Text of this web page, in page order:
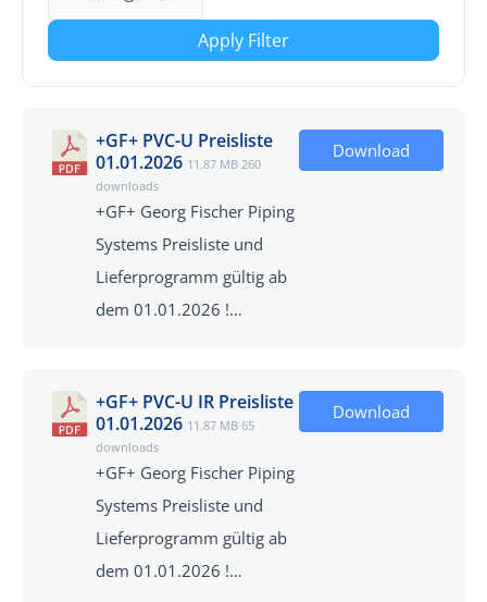
Apply Filter
+GF+ PVC-U Preisliste
01.01.2026 11.87 MB 260
downloads
+GF+ Georg Fischer Piping
Systems Preisliste und
Lieferprogramm gültig ab
dem 01.01.2026 !…
Download
+GF+ PVC-U IR Preisliste
01.01.2026 11.87 MB 65
downloads
+GF+ Georg Fischer Piping
Systems Preisliste und
Lieferprogramm gültig ab
dem 01.01.2026 !…
Download